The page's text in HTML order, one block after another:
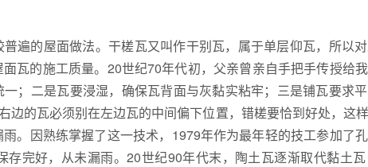
遍的屋面做法。干槎瓦又叫作干别瓦，属于单层仰瓦，所以
瓦的施工质量。20世纪70年代初，父亲曾亲自手把手传授给
；二是瓦要浸湿，确保瓦背面与灰黏实粘牢；三是铺瓦要求
边的瓦必须别在左边瓦的中间偏下位置，错槎要恰到好处，这
。因熟练掌握了这一技术，1979年作为最年轻的技工参加了孔
存完好，从未漏雨。20世纪90年代末，陶土瓦逐渐取代黏土